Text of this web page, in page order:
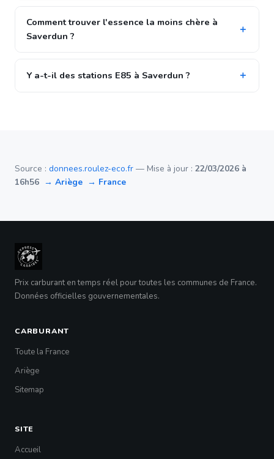
Comment trouver l'essence la moins chère à
Saverdun ?
Y a-t-il des stations E85 à Saverdun ?
Source : donnees.roulez-eco.fr — Mise à jour : 22/03/2026 à
16h56 → Ariège → France
Prix carburant en temps réel pour toutes les communes de France.
Données officielles gouvernementales.
CARBURANT
Toute la France
Ariège
Sitemap
SITE
Accueil